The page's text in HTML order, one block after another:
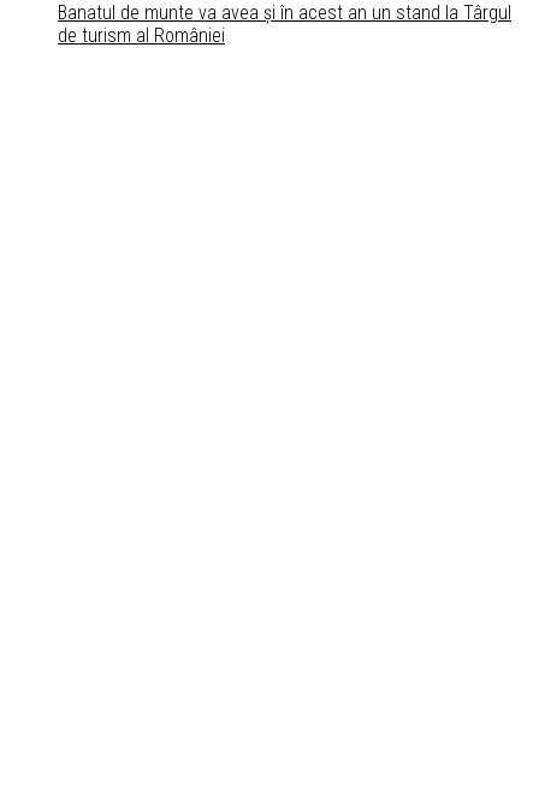
Banatul de munte va avea și în acest an un stand la Târgul
de turism al României